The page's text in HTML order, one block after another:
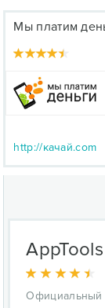
Мы платим
http://качай.com
AppTools
Официальный